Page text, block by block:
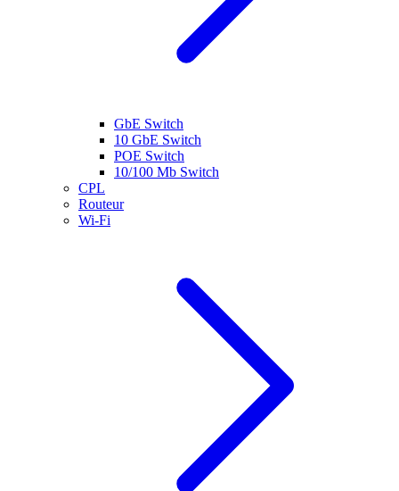
GbE Switch
10 GbE Switch
POE Switch
10/100 Mb Switch
CPL
Routeur
Wi-Fi